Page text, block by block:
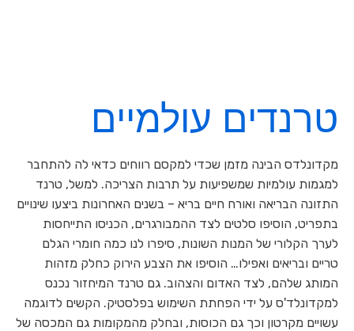
טרנדים עולמיים
מקדונלדס הבינה מזמן שכדי למקסם רווחים כדאי לה להתחבר
למגמות עולמיות שמשפיעות על תרבות הצריכה. למשל, טרנד
התזונה הבריאה ואורח חיים בריא – בשנים האחרונות ביצעו שינויים
בתפריט, הוסיפו סלטים לצד ההמבורגרים, הכניסו התייחסות
לערך הקלורי של המנות השונות, סיפרו לנו כמה חומרי הגלם
טריים ובריאים ואפילו… הוסיפו את הצבע הירוק כחלק מזהות
המותג שלהם, לצד האדום והצהוב. גם טרנד המיחזור נכנס
למקדונלד'ס על ידי הפחתת השימוש בפלסטיק. הקשים לדוגמה
עשויים מקרטון וכך גם הכוסות, ובחלק מהמקומות גם המכסה של